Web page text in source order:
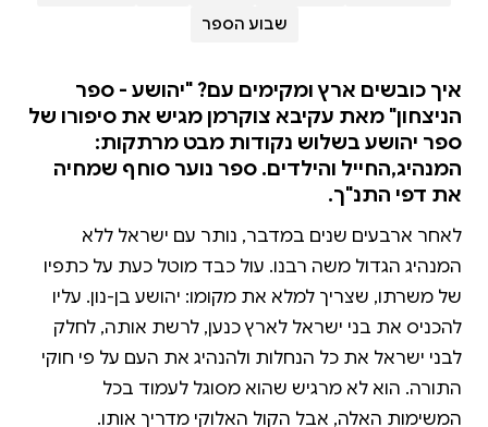
שבוע הספר
איך כובשים ארץ ומקימים עם? "יהושע - ספר
הניצחון" מאת עקיבא צוקרמן מגיש את סיפורו של
ספר יהושע בשלוש נקודות מבט מרתקות:
המנהיג,החייל והילדים. ספר נוער סוחף שמחיה
את דפי התנ"ך.
לאחר ארבעים שנים במדבר, נותר עם ישראל ללא
המנהיג הגדול משה רבנו. עול כבד מוטל כעת על כתפיו
של משרתו, שצריך למלא את מקומו: יהושע בן-נון. עליו
להכניס את בני ישראל לארץ כנען, לרשת אותה, לחלק
לבני ישראל את כל הנחלות ולהנהיג את העם על פי חוקי
התורה. הוא לא מרגיש שהוא מסוגל לעמוד בכל